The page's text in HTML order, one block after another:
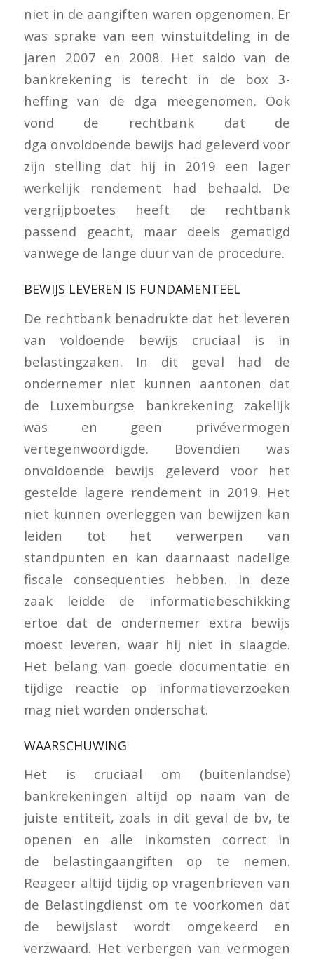
niet in de aangiften waren opgenomen. Er
was sprake van een winstuitdeling in de
jaren 2007 en 2008. Het saldo van de
bankrekening is terecht in de box 3-
heffing van de dga meegenomen. Ook
vond de rechtbank dat de
dga onvoldoende bewijs had geleverd voor
zijn stelling dat hij in 2019 een lager
werkelijk rendement had behaald. De
vergrijpboetes heeft de rechtbank
passend geacht, maar deels gematigd
vanwege de lange duur van de procedure.
BEWIJS LEVEREN IS FUNDAMENTEEL
De rechtbank benadrukte dat het leveren
van voldoende bewijs cruciaal is in
belastingzaken. In dit geval had de
ondernemer niet kunnen aantonen dat
de Luxemburgse bankrekening zakelijk
was en geen privévermogen
vertegenwoordigde. Bovendien was
onvoldoende bewijs geleverd voor het
gestelde lagere rendement in 2019. Het
niet kunnen overleggen van bewijzen kan
leiden tot het verwerpen van
standpunten en kan daarnaast nadelige
fiscale consequenties hebben. In deze
zaak leidde de informatiebeschikking
ertoe dat de ondernemer extra bewijs
moest leveren, waar hij niet in slaagde.
Het belang van goede documentatie en
tijdige reactie op informatieverzoeken
mag niet worden onderschat.
WAARSCHUWING
Het is cruciaal om (buitenlandse)
bankrekeningen altijd op naam van de
juiste entiteit, zoals in dit geval de bv, te
openen en alle inkomsten correct in
de belastingaangiften op te nemen.
Reageer altijd tijdig op vragenbrieven van
de Belastingdienst om te voorkomen dat
de bewijslast wordt omgekeerd en
verzwaard. Het verbergen van vermogen